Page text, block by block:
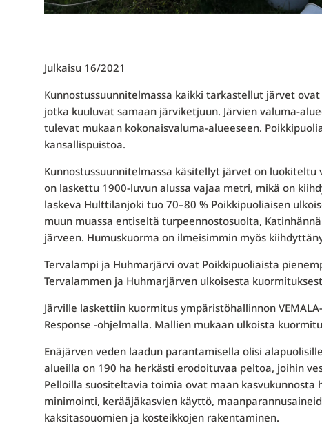
Julkaisu 16/2021
Kunnostussuunnitelmassa kaikki tarkastellut järvet
jotka kuuluvat samaan järviketjuun. Järvien valuma-
tulevat mukaan kokonaisvaluma-alueeseen.
kansallispuistoa.
Kunnostussuunnitelmassa käsitellyt järvet on
on laskettu 1900-luvun alussa vajaa metri, mikä on
laskeva Hulttilanjoki tuo 70–80 % Poikkipuoliaisen
muun muassa entiseltä turpeennostosuolta,
järveen. Humuskuorma on ilmeisimmin myös
Tervalampi ja Huhmarjärvi ovat Poikkipuoliaista
Tervalammen ja Huhmarjärven ulkoisesta
Järville laskettiin kuormitus ympäristöhallinnon
Response -ohjelmalla. Mallien mukaan ulkoista
Enäjärven veden laadun parantamisella olisi
alueilla on 190 ha herkästi erodoituvaa peltoa, joihin
Pelloilla suositeltavia toimia ovat maan
minimointi, kerääjäkasvien käyttö,
kaksitasouomien ja kosteikkojen rakentaminen.